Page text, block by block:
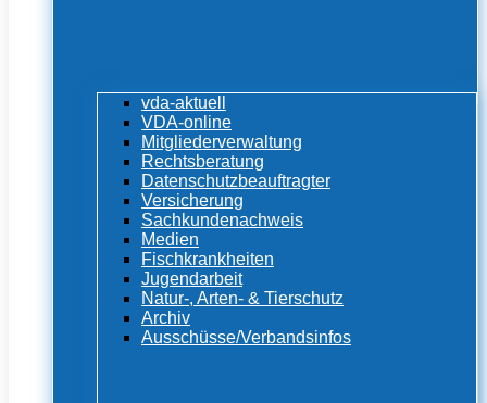
vda-aktuell
VDA-online
Mitgliederverwaltung
Rechtsberatung
Datenschutzbeauftragter
Versicherung
Sachkundenachweis
Medien
Fischkrankheiten
Jugendarbeit
Natur-, Arten- & Tierschutz
Archiv
Ausschüsse/Verbandsinfos